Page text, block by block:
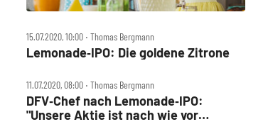
15.07.2020, 10:00 ‧ Thomas Bergmann
Lemonade‑IPO: Die goldene Zitrone
11.07.2020, 08:00 ‧ Thomas Bergmann
DFV‑Chef nach Lemonade‑IPO:
"Unsere Aktie ist nach wie vor